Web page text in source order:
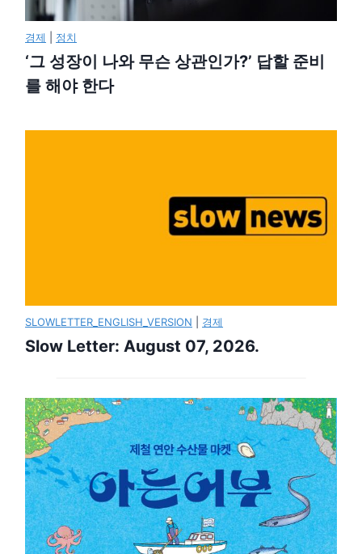
경제 정치
‘그 성장이 나와 무슨 상관인가?’ 답할 준비
를 해야 한다
SLOWLETTER_ENGLISH_VERSION 경제
Slow Letter: August 07, 2026.